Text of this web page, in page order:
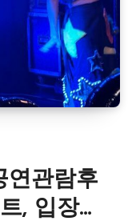
연관람후
, 입장방